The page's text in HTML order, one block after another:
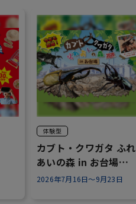
体験型
カブト・クワガタ ふれ
あいの森 in お台場
2026
2026年7月16日～9月23日